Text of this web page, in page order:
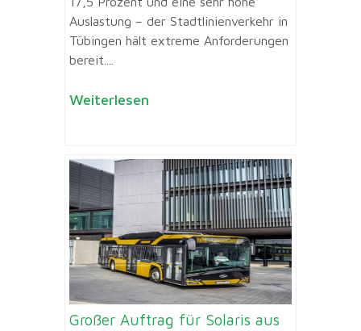
Auslastung – der Stadtlinienverkehr in
Tübingen hält extreme Anforderungen
bereit....
Weiterlesen
Großer Auftrag für Solaris aus